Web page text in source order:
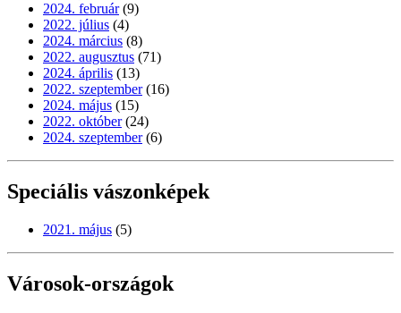
2024. február (9)
2022. július (4)
2024. március (8)
2022. augusztus (71)
2024. április (13)
2022. szeptember (16)
2024. május (15)
2022. október (24)
2024. szeptember (6)
Speciális vászonképek
2021. május (5)
Városok-országok